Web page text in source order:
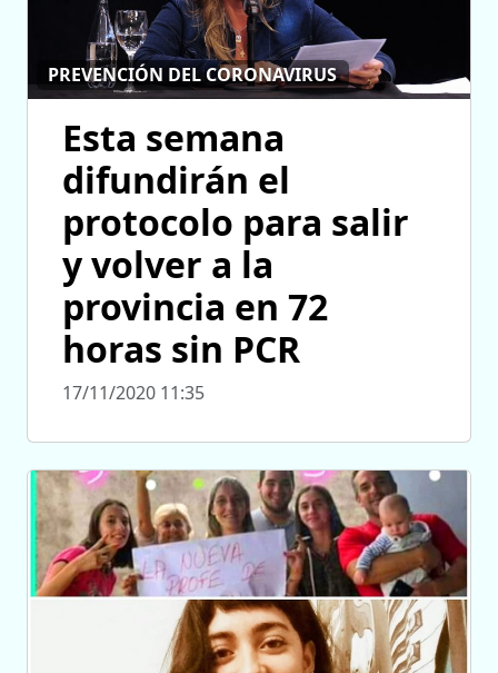
PREVENCIÓN DEL CORONAVIRUS
Esta semana
difundirán el
protocolo para salir
y volver a la
provincia en 72
horas sin PCR
17/11/2020 11:35